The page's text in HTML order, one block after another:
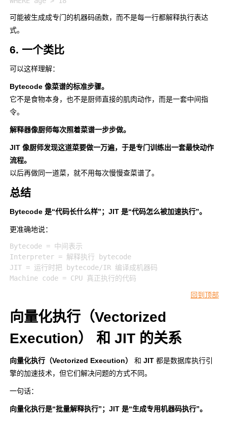
可能被生成成专门的机器码函数，而不是每一行都解释执行表达
式。
6. 一个类比
可以这样理解：
Bytecode 像菜谱的标准步骤。
它不是食物本身，也不是厨师直接的肌肉动作，而是一套中间指
令。
解释器像厨师每次照着菜谱一步步做。
JIT 像厨师发现这道菜要做一万遍，于是专门训练出一套最快动作
流程。
以后再做同一道菜，就不用每次慢慢查菜谱了。
总结
Bytecode 是“代码长什么样”；JIT 是“代码怎么被加速执行”。
更准确地说：
Bytecode = 中间表示
Interpreter = 解释执行 bytecode
JIT = 运行时把 bytecode/IR 编译成机器码
回到顶部
向量化执行（Vectorized
Execution）
和 JIT 的关系
向量化执行（Vectorized Execution） 和 JIT 都是数据库执行引
擎的加速技术，但它们解决问题的方式不同。
一句话：
向量化执行是“批量解释执行”；JIT 是“生成专用机器码执行”。